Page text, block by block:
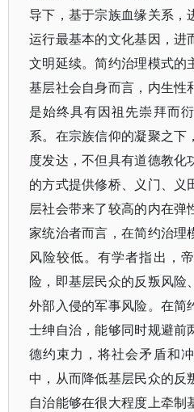
导下，基于宗族血缘关系，
运行最基本的文化基因，进
文明延续。简约治理模式的
基层社会自身而言，内生性
是始终具有因祖先崇拜而
系。在宗族信仰的凝聚之下
度发达，不但具有道德教化
的方式提供修桥、义门、义
层社会带来了较高的内在弹
家统治者而言，在简约治理
风险较低。有学者指出，
险，即基层民众的反叛风险
外部入侵的军事风险。在简
士绅自治，能够同时规避前
德约束力，将社会矛盾和
中，从而降低基层民众的反
自治能够在很大程度上牵制